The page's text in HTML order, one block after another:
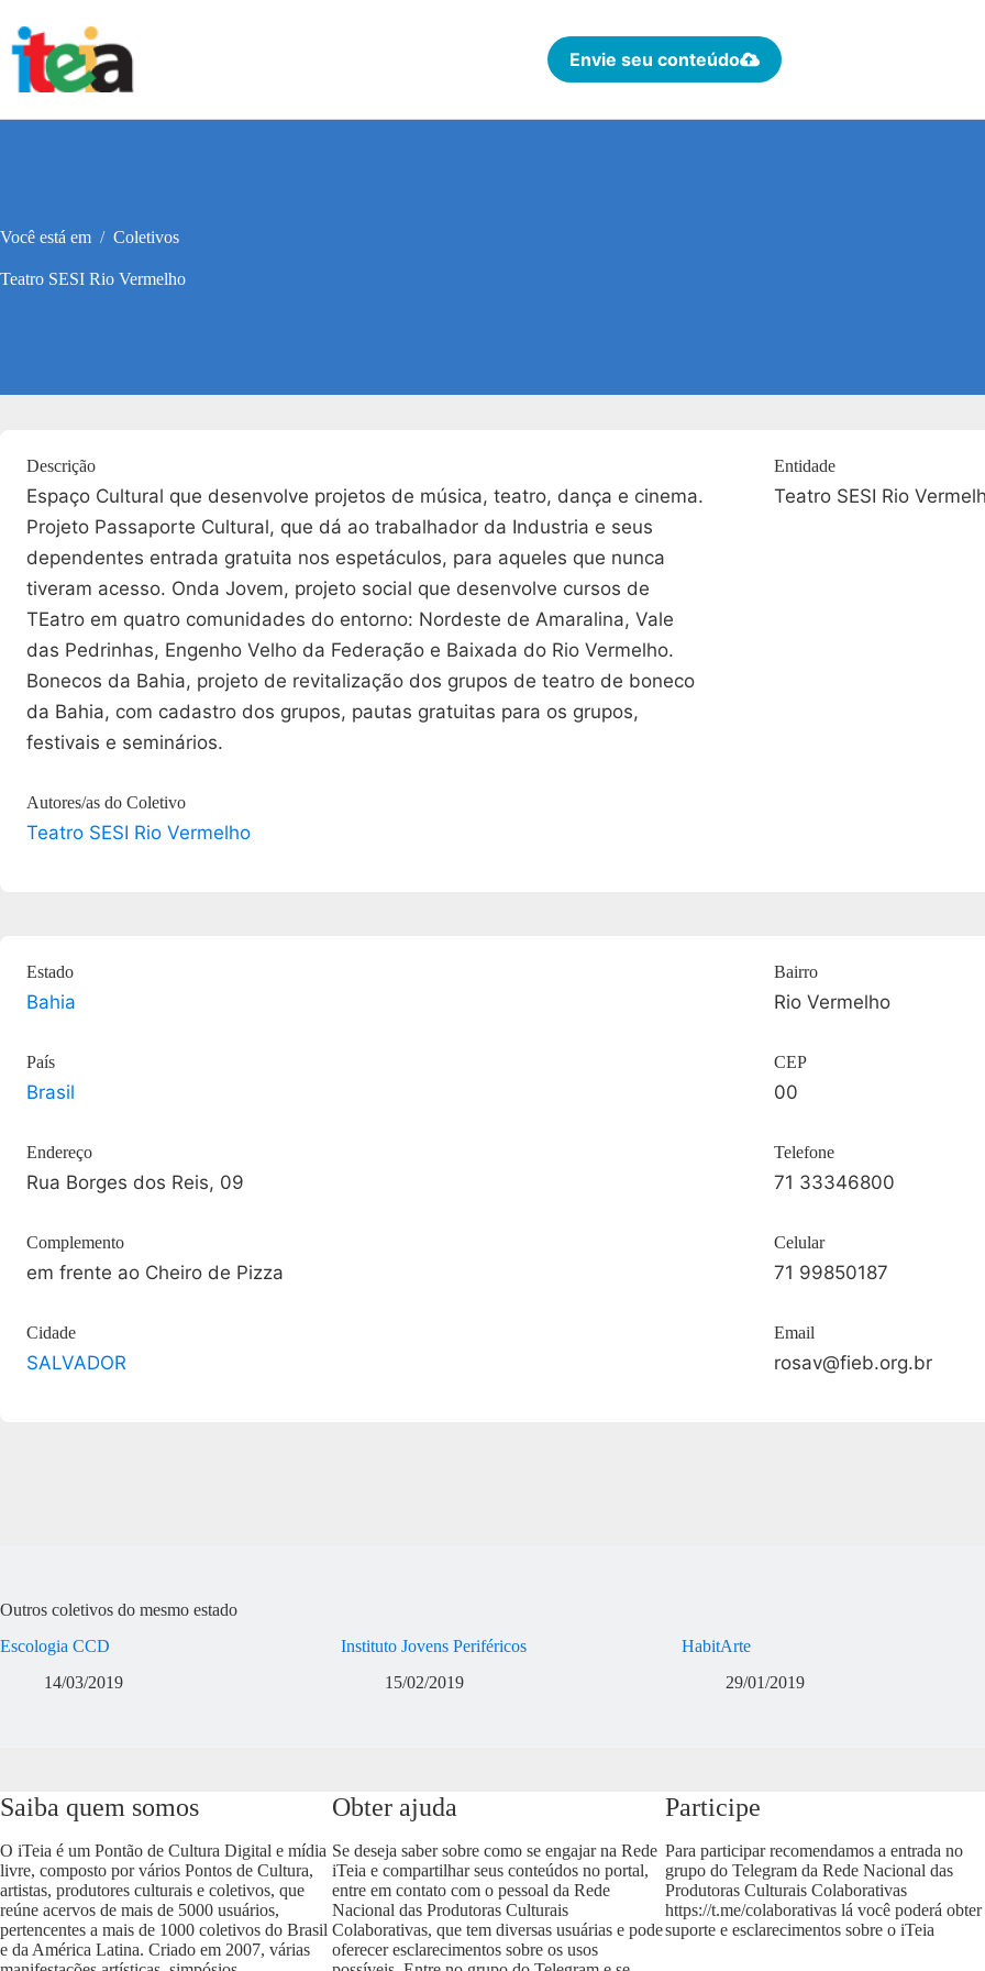
para
conteúdo
Envie seu conteúdo
Você está em / Coletivos
Teatro SESI Rio Vermelho
Descrição
Espaço Cultural que desenvolve projetos de música, teatro, dança e cinema.
Projeto Passaporte Cultural, que dá ao trabalhador da Industria e seus
dependentes entrada gratuita nos espetáculos, para aqueles que nunca
tiveram acesso. Onda Jovem, projeto social que desenvolve cursos de
TEatro em quatro comunidades do entorno: Nordeste de Amaralina, Vale
das Pedrinhas, Engenho Velho da Federação e Baixada do Rio Vermelho.
Bonecos da Bahia, projeto de revitalização dos grupos de teatro de boneco
da Bahia, com cadastro dos grupos, pautas gratuitas para os grupos,
festivais e seminários.
Autores/as do Coletivo
Teatro SESI Rio Vermelho
Entidade
Teatro SESI Rio
Estado
Bahia
País
Brasil
Endereço
Rua Borges dos Reis, 09
Complemento
em frente ao Cheiro de Pizza
Cidade
SALVADOR
Bairro
Rio Vermelho
CEP
00
Telefone
71 33346800
Celular
71 99850187
Email
rosav@fieb.org.br
Outros coletivos do mesmo estado
Escologia CCD
14/03/2019
Instituto Jovens Periféricos
15/02/2019
HabitArte
29/01/2019
Saiba quem somos
O iTeia é um Pontão de Cultura Digital e mídia
livre, composto por vários Pontos de Cultura,
artistas, produtores culturais e coletivos, que
reúne acervos de mais de 5000 usuários,
pertencentes a mais de 1000 coletivos do Brasil
e da América Latina. Criado em 2007, várias
Obter ajuda
Se deseja saber sobre como se engajar na Rede
iTeia e compartilhar seus conteúdos no portal,
entre em contato com o pessoal da Rede
Nacional das Produtoras Culturais
Colaborativas, que tem diversas usuárias e pode
oferecer esclarecimentos sobre os usos
Participe
Para participar recomendamos a entrada no
grupo do Telegram da Rede Nacional das
Produtoras Culturais Colaborativas
https://t.me/colaborativaslá você poderá obter
suporte e esclarecimentos sobre o iTeia